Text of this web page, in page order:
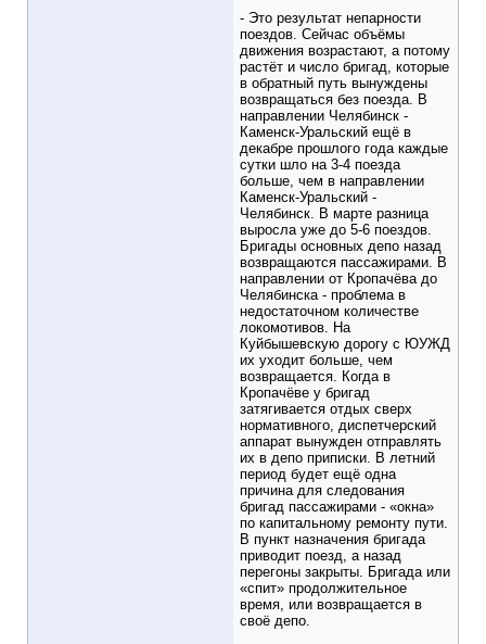
- Это результат непарности
поездов. Сейчас объёмы
движения возрастают, а потому
растёт и число бригад, которые
в обратный путь вынуждены
возвращаться без поезда. В
направлении Челябинск -
Каменск-Уральский ещё в
декабре прошлого года каждые
сутки шло на 3-4 поезда
больше, чем в направлении
Каменск-Уральский -
Челябинск. В марте разница
выросла уже до 5-6 поездов.
Бригады основных депо назад
возвращаются пассажирами. В
направлении от Кропачёва до
Челябинска - проблема в
недостаточном количестве
локомотивов. На
Куйбышевскую дорогу с ЮУЖД
их уходит больше, чем
возвращается. Когда в
Кропачёве у бригад
затягивается отдых сверх
нормативного, диспетчерский
аппарат вынужден отправлять
их в депо приписки. В летний
период будет ещё одна
причина для следования
бригад пассажирами - «окна»
по капитальному ремонту пути.
В пункт назначения бригада
приводит поезд, а назад
перегоны закрыты. Бригада или
«спит» продолжительное
время, или возвращается в
своё депо.